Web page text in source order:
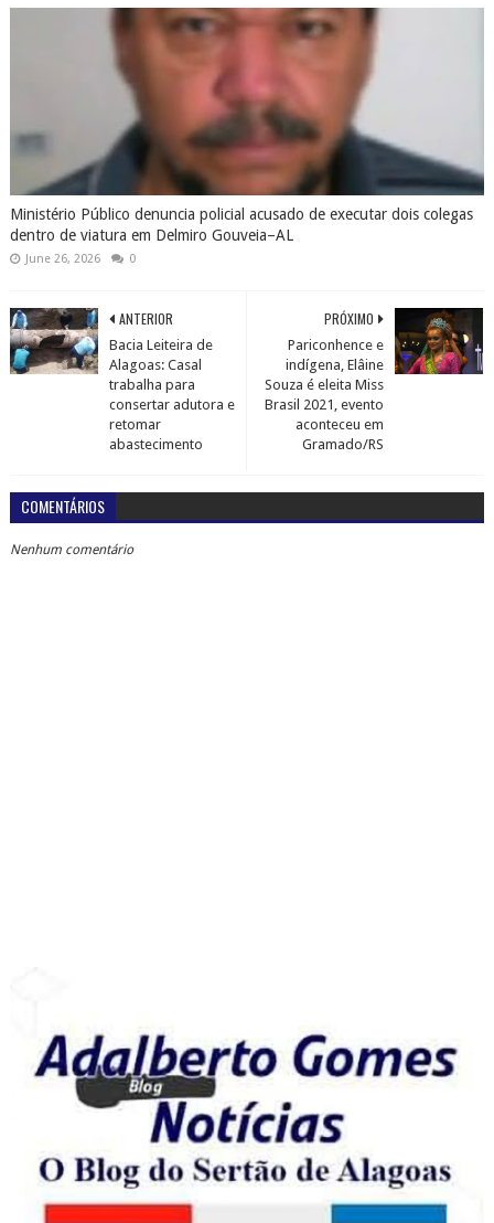
Ministério Público denuncia policial acusado de executar dois colegas
dentro de viatura em Delmiro Gouveia–AL
June 26, 2026 0
PRÓXIMO
Pariconhence e
indígena, Elâine
Souza é eleita Miss
Brasil 2021, evento
aconteceu em
Gramado/RS
ANTERIOR
Bacia Leiteira de
Alagoas: Casal
trabalha para
consertar adutora e
retomar
abastecimento
COMENTÁRIOS
Nenhum comentário